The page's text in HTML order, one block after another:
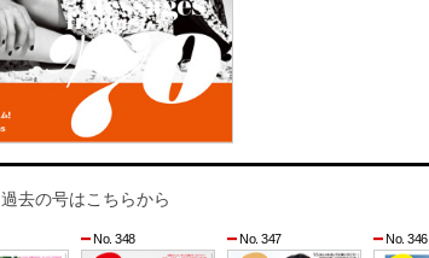
過去の号はこちらから
No. 348 No. 347 No. 346